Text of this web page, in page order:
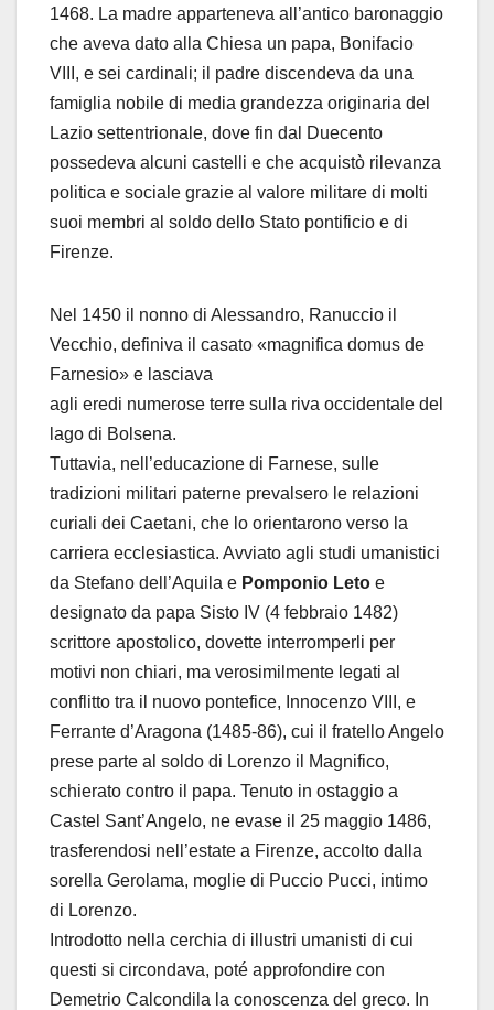
1468. La madre apparteneva all’antico baronaggio
che aveva dato alla Chiesa un papa, Bonifacio
VIII, e sei cardinali; il padre discendeva da una
famiglia nobile di media grandezza originaria del
Lazio settentrionale, dove fin dal Duecento
possedeva alcuni castelli e che acquistò rilevanza
politica e sociale grazie al valore militare di molti
suoi membri al soldo dello Stato pontificio e di
Firenze.
Nel 1450 il nonno di Alessandro, Ranuccio il
Vecchio, definiva il casato «magnifica domus de
Farnesio» e lasciava
agli eredi numerose terre sulla riva occidentale del
lago di Bolsena.
Tuttavia, nell’educazione di Farnese, sulle
tradizioni militari paterne prevalsero le relazioni
curiali dei Caetani, che lo orientarono verso la
carriera ecclesiastica. Avviato agli studi umanistici
da Stefano dell’Aquila e Pomponio Leto e
designato da papa Sisto IV (4 febbraio 1482)
scrittore apostolico, dovette interromperli per
motivi non chiari, ma verosimilmente legati al
conflitto tra il nuovo pontefice, Innocenzo VIII, e
Ferrante d’Aragona (1485-86), cui il fratello Angelo
prese parte al soldo di Lorenzo il Magnifico,
schierato contro il papa. Tenuto in ostaggio a
Castel Sant’Angelo, ne evase il 25 maggio 1486,
trasferendosi nell’estate a Firenze, accolto dalla
sorella Gerolama, moglie di Puccio Pucci, intimo
di Lorenzo.
Introdotto nella cerchia di illustri umanisti di cui
questi si circondava, poté approfondire con
Demetrio Calcondila la conoscenza del greco. In